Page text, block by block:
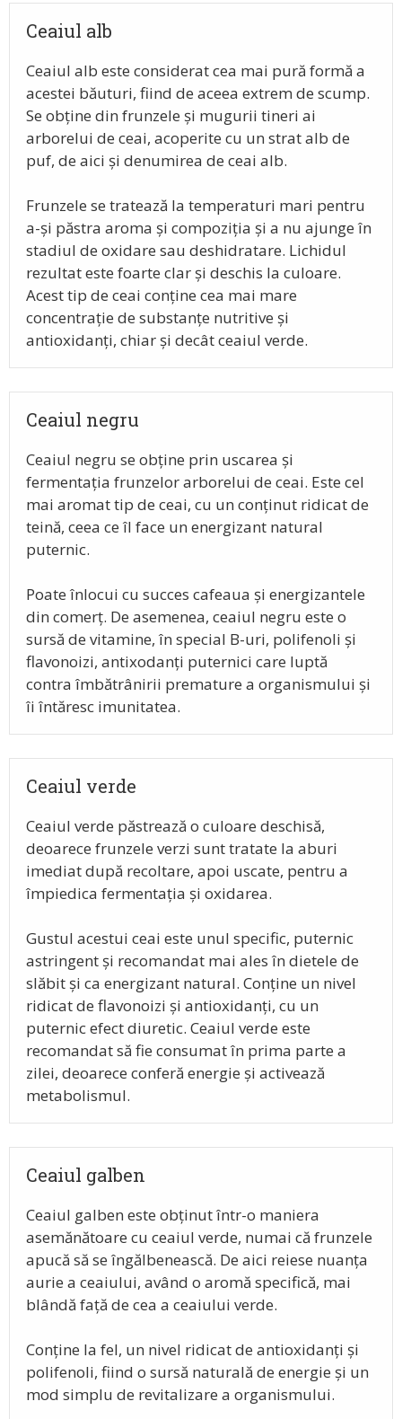
Ceaiul alb
Ceaiul alb este considerat cea mai pură formă a
acestei băuturi, fiind de aceea extrem de scump.
Se obține din frunzele și mugurii tineri ai
arborelui de ceai, acoperite cu un strat alb de
puf, de aici și denumirea de ceai alb.
Frunzele se tratează la temperaturi mari pentru
a-și păstra aroma și compoziția și a nu ajunge în
stadiul de oxidare sau deshidratare. Lichidul
rezultat este foarte clar și deschis la culoare.
Acest tip de ceai conține cea mai mare
concentrație de substanțe nutritive și
antioxidanți, chiar și decât ceaiul verde.
Ceaiul negru
Ceaiul negru se obține prin uscarea și
fermentația frunzelor arborelui de ceai. Este cel
mai aromat tip de ceai, cu un conținut ridicat de
teină, ceea ce îl face un energizant natural
puternic.
Poate înlocui cu succes cafeaua și energizantele
din comerț. De asemenea, ceaiul negru este o
sursă de vitamine, în special B-uri, polifenoli și
flavonoizi, antixodanți puternici care luptă
contra îmbătrânirii premature a organismului și
îi întăresc imunitatea.
Ceaiul verde
Ceaiul verde păstrează o culoare deschisă,
deoarece frunzele verzi sunt tratate la aburi
imediat după recoltare, apoi uscate, pentru a
împiedica fermentația și oxidarea.
Gustul acestui ceai este unul specific, puternic
astringent și recomandat mai ales în dietele de
slăbit și ca energizant natural. Conține un nivel
ridicat de flavonoizi și antioxidanți, cu un
puternic efect diuretic. Ceaiul verde este
recomandat să fie consumat în prima parte a
zilei, deoarece conferă energie și activează
metabolismul.
Ceaiul galben
Ceaiul galben este obținut într-o maniera
asemănătoare cu ceaiul verde, numai că frunzele
apucă să se îngălbenească. De aici reiese nuanța
aurie a ceaiului, având o aromă specifică, mai
blândă față de cea a ceaiului verde.
Conține la fel, un nivel ridicat de antioxidanți și
polifenoli, fiind o sursă naturală de energie și un
mod simplu de revitalizare a organismului.